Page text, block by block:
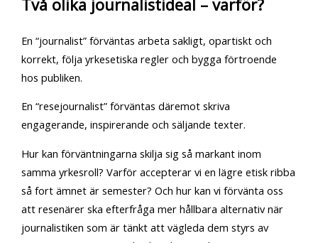
Två olika journalistideal – varför?
En “journalist” förväntas arbeta sakligt, opartiskt och
korrekt, följa yrkesetiska regler och bygga förtroende
hos publiken.
En “resejournalist” förväntas däremot skriva
engagerande, inspirerande och säljande texter.
Hur kan förväntningarna skilja sig så markant inom
samma yrkesroll? Varför accepterar vi en lägre etisk ribba
så fort ämnet är semester? Och hur kan vi förvänta oss
att resenärer ska efterfråga mer hållbara alternativ när
journalistiken som är tänkt att vägleda dem styrs av